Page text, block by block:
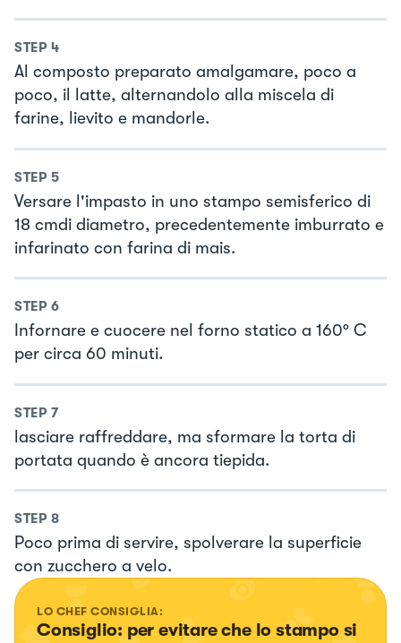
STEP 4
Al composto preparato amalgamare, poco a
poco, il latte, alternandolo alla miscela di
farine, lievito e mandorle.
STEP 5
Versare l'impasto in uno stampo semisferico di
18 cmdi diametro, precedentemente imburrato e
infarinato con farina di mais.
STEP 6
Infornare e cuocere nel forno statico a 160° C
per circa 60 minuti.
STEP 7
lasciare raffreddare, ma sformare la torta di
portata quando è ancora tiepida.
STEP 8
Poco prima di servire, spolverare la superficie
con zucchero a velo.
LO CHEF CONSIGLIA:
Consiglio: per evitare che lo stampo si